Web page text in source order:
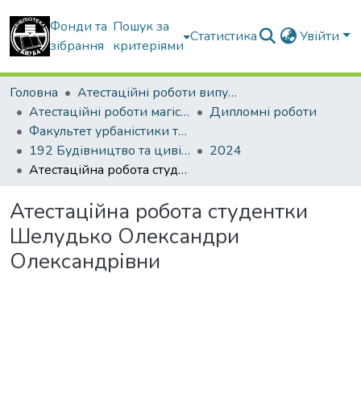
Фонди та
зібрання
Пошук за
критеріями
Статистика Увійти
Головна
Атестаційні роботи випускників
Атестаційні роботи магістрів
Дипломні роботи
Факультет урбаністики та просторового планування
192 Будівництво та цивільна інженерія. Міське будівництво та господарство
2024
Атестаційна робота студентки Шелудько Олександри Олександрівни
Атестаційна робота студентки
Шелудько Олександри
Олександрівни